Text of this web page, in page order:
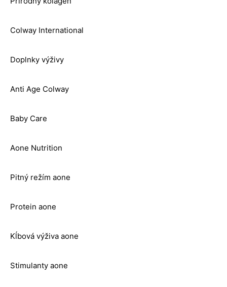
Colway International
Doplnky výživy
Anti Age Colway
Baby Care
Aone Nutrition
Pitný režím aone
Protein aone
Kĺbová výživa aone
Stimulanty aone